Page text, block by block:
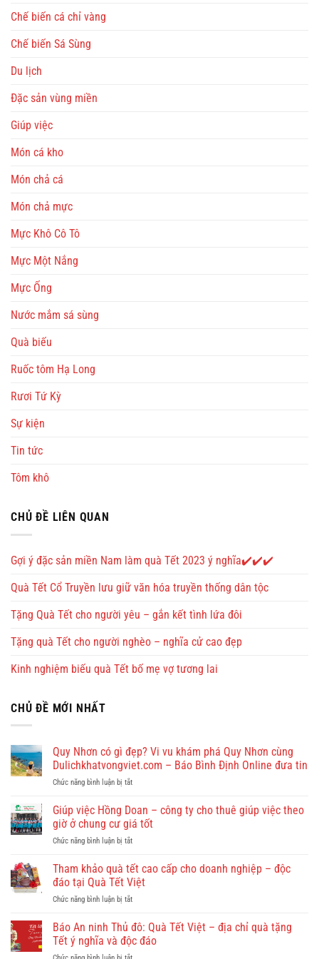
Chế biến cá chỉ vàng
Chế biến Sá Sùng
Du lịch
Đặc sản vùng miền
Giúp việc
Món cá kho
Món chả cá
Món chả mực
Mực Khô Cô Tô
Mực Một Nắng
Mực Ống
Nước mắm sá sùng
Quà biếu
Ruốc tôm Hạ Long
Rươi Tứ Kỳ
Sự kiện
Tin tức
Tôm khô
CHỦ ĐỀ LIÊN QUAN
Gợi ý đặc sản miền Nam làm quà Tết 2023 ý nghĩa✔️✔️✔️
Quà Tết Cổ Truyền lưu giữ văn hóa truyền thống dân tộc
Tặng Quà Tết cho người yêu – gắn kết tình lứa đôi
Tặng quà Tết cho người nghèo – nghĩa cử cao đẹp
Kinh nghiệm biếu quà Tết bố mẹ vợ tương lai
CHỦ ĐỀ MỚI NHẤT
Quy Nhơn có gì đẹp? Vi vu khám phá Quy Nhơn cùng
Dulichkhatvongviet.com – Báo Bình Định Online đưa tin
Chức năng bình luận bị tắtở
Nhơn
có
gì
đẹp?
vu
khám
phá
Quy
cùng
Dulichkhatvongviet.com
Giúp việc Hồng Doan – công ty cho thuê giúp việc theo
giờ ở chung cư giá tốt
Chức năng bình luận bị tắtở
việc
Hồng
Doan
–
ty
cho
Tham khảo quà tết cao cấp cho doanh nghiệp – độc
đáo tại Quà Tết Việt
Chức năng bình luận bị tắtở
khảo
quà
tết
Báo An ninh Thủ đô: Quà Tết Việt – địa chỉ quà tặng
Tết ý nghĩa và độc đáo